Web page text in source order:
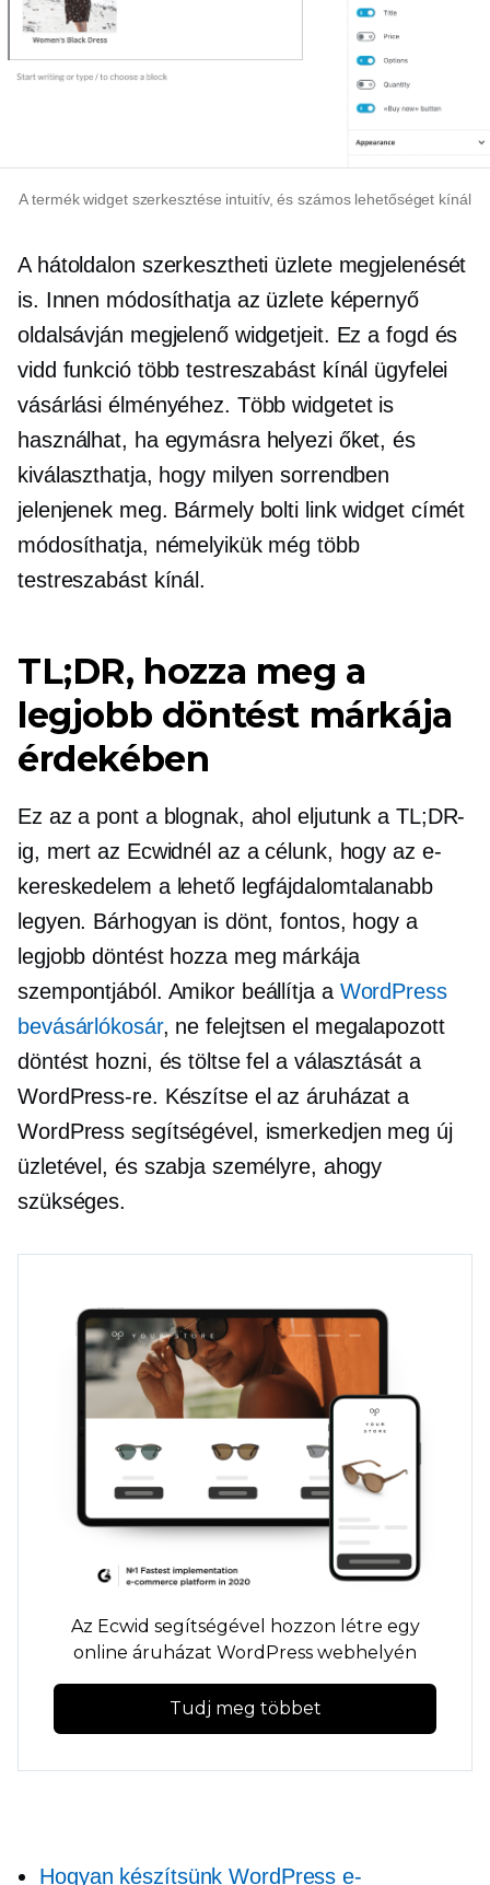
A termék widget szerkesztése intuitív, és számos lehetőséget kínál
A hátoldalon szerkesztheti üzlete megjelenését
is. Innen módosíthatja az üzlete képernyő
oldalsávján megjelenő widgetjeit. Ez a fogd és
vidd funkció több testreszabást kínál ügyfelei
vásárlási élményéhez. Több widgetet is
használhat, ha egymásra helyezi őket, és
kiválaszthatja, hogy milyen sorrendben
jelenjenek meg. Bármely bolti link widget címét
módosíthatja, némelyikük még több
testreszabást kínál.
TL;DR, hozza meg a
legjobb döntést márkája
érdekében
Ez az a pont a blognak, ahol eljutunk a TL;DR-
ig, mert az Ecwidnél az a célunk, hogy az e-
kereskedelem a lehető legfájdalomtalanabb
legyen. Bárhogyan is dönt, fontos, hogy a
legjobb döntést hozza meg márkája
szempontjából. Amikor beállítja a WordPress
bevásárlókosár, ne felejtsen el megalapozott
döntést hozni, és töltse fel a választását a
WordPress-re. Készítse el az áruházat a
WordPress segítségével, ismerkedjen meg új
üzletével, és szabja személyre, ahogy
szükséges.
Az Ecwid segítségével hozzon létre egy
online áruházat WordPress webhelyén
Tudj meg többet
Hogyan készítsünk WordPress e-